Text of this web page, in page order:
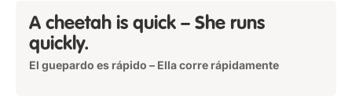
A cheetah is quick – She runs
quickly.
El guepardo es rápido – Ella corre rápidamente